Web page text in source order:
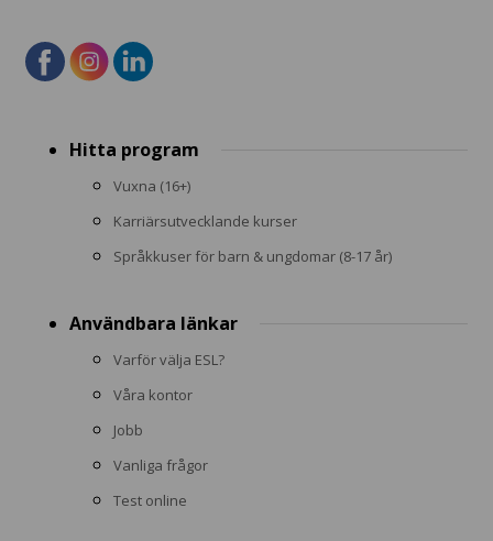
menuHitta program
Vuxna (16+)
Karriärsutvecklande kurser
Språkkuser för barn & ungdomar (8-17 år)
Användbara länkar
Varför välja ESL?
Våra kontor
Jobb
Vanliga frågor
Test online